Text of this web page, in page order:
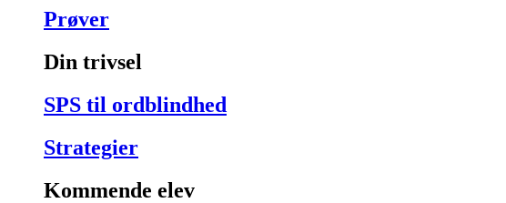
Prøver
Din trivsel
SPS til ordblindhed
Strategier
Kommende elev